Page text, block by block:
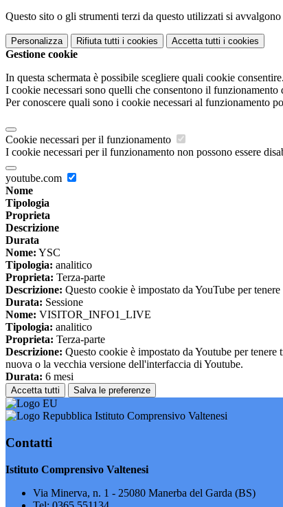
Questo sito o gli strumenti terzi da questo utilizzati si
Personalizza Rifiuta tutti i cookies Accetta tutti i cookies
Gestione cookie
In questa schermata è possibile scegliere quali cookie consentire.
I cookie necessari sono quelli che consentono il
Per conoscere quali sono i cookie necessari al funzionamento
Cookie necessari per il funzionamento
I cookie necessari per il funzionamento non possono essere
youtube.com
Nome
Tipologia
Proprieta
Descrizione
Durata
Nome: YSC
Tipologia: analitico
Proprieta: Terza-parte
Descrizione: Questo cookie è impostato da YouTube per
Durata: Sessione
Nome: VISITOR_INFO1_LIVE
Tipologia: analitico
Proprieta: Terza-parte
Descrizione: Questo cookie è impostato da Youtube per
nuova o la vecchia versione dell'interfaccia di Youtube.
Durata: 6 mesi
Accetta tutti Salva le preferenze
Istituto Comprensivo Valtenesi
Contatti
Istituto Comprensivo Valtenesi
Via Minerva, n. 1 - 25080 Manerba del Garda (BS)